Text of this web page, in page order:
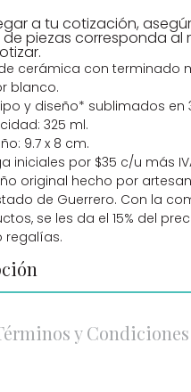
a tu cotización,
piezas corresponda al
cerámica con terminado
blanco.
y diseño* sublimados en
325 ml.
9.7 x 8 cm.
iniciales por $35 c/u más
original hecho por
de Guerrero. Con la
se les da el 15% del
regalías.
y Condiciones